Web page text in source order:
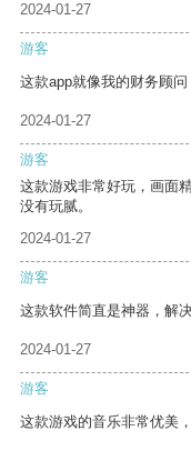
2024-01-27
游客
这款app就像我的财务顾问
2024-01-27
游客
这款游戏非常好玩，画面
没有玩腻。
2024-01-27
游客
这款软件简直是神器，解
2024-01-27
游客
这款游戏的音乐非常优美